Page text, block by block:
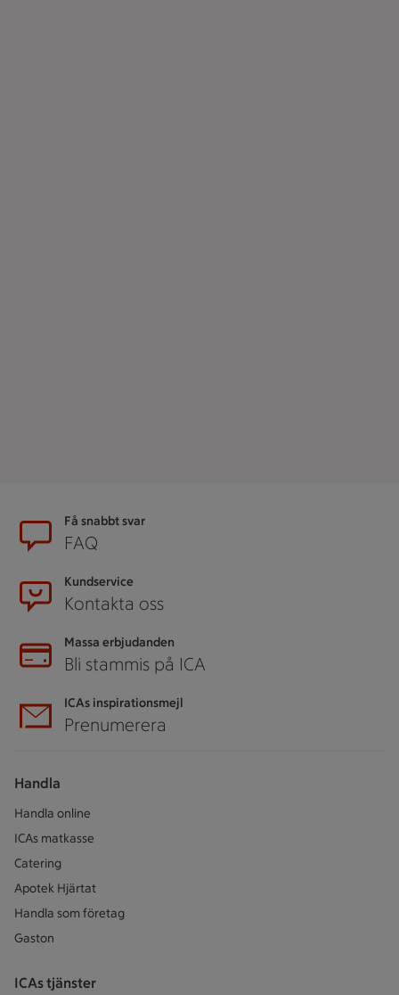
SidfotFå snabbt svar
FAQ
Kundservice
Kontakta oss
Massa erbjudanden
Bli stammis på ICA
ICAs inspirationsmejl
Prenumerera
Handla
Handla online
ICAs matkasse
Catering
Apotek Hjärtat
Handla som företag
Gaston
ICAs tjänster